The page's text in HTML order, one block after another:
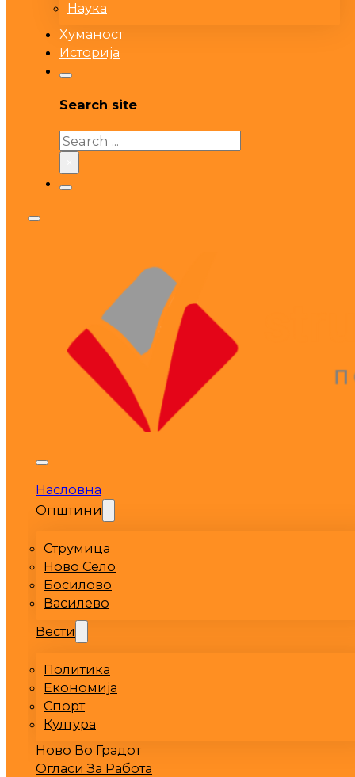
Наука
Хуманост
Историја
Search site
Search
Насловна
Општини
Струмица
Ново Село
Босилово
Василево
Вести
Политика
Економија
Спорт
Култура
Ново Во Градот
Огласи За Работа